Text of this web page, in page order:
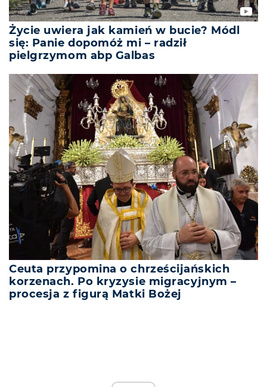
Życie uwiera jak kamień w bucie? Módl
się: Panie dopomóż mi – radził
pielgrzymom abp Galbas
Ceuta przypomina o chrześcijańskich
korzenach. Po kryzysie migracyjnym –
procesja z figurą Matki Bożej